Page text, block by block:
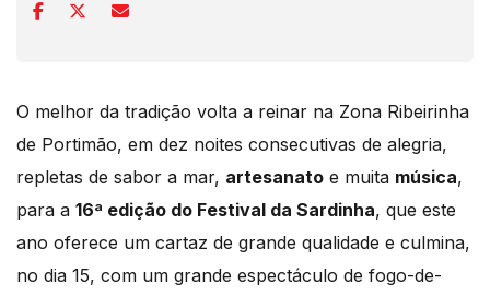
O melhor da tradição volta a reinar na Zona Ribeirinha
de Portimão, em dez noites consecutivas de alegria,
repletas de sabor a mar, artesanato e muita música,
para a 16ª edição do Festival da Sardinha, que este
ano oferece um cartaz de grande qualidade e culmina,
no dia 15, com um grande espectáculo de fogo-de-